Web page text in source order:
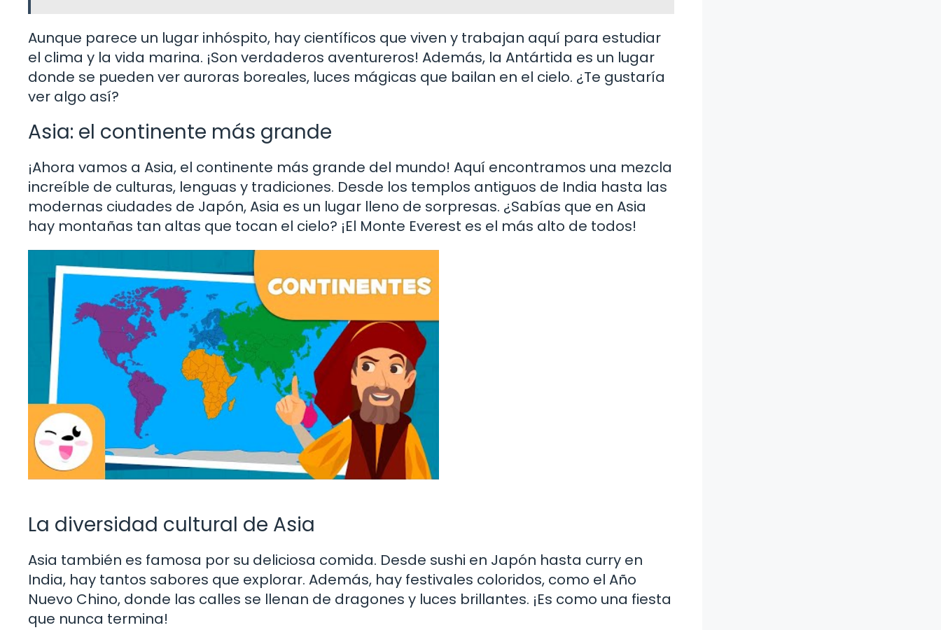
Aunque parece un lugar inhóspito, hay científicos que viven y trabajan aquí para estudiar
el clima y la vida marina. ¡Son verdaderos aventureros! Además, la Antártida es un lugar
donde se pueden ver auroras boreales, luces mágicas que bailan en el cielo. ¿Te gustaría
ver algo así?
Asia: el continente más grande
¡Ahora vamos a Asia, el continente más grande del mundo! Aquí encontramos una mezcla
increíble de culturas, lenguas y tradiciones. Desde los templos antiguos de India hasta las
modernas ciudades de Japón, Asia es un lugar lleno de sorpresas. ¿Sabías que en Asia
hay montañas tan altas que tocan el cielo? ¡El Monte Everest es el más alto de todos!
La diversidad cultural de Asia
Asia también es famosa por su deliciosa comida. Desde sushi en Japón hasta curry en
India, hay tantos sabores que explorar. Además, hay festivales coloridos, como el Año
Nuevo Chino, donde las calles se llenan de dragones y luces brillantes. ¡Es como una fiesta
que nunca termina!